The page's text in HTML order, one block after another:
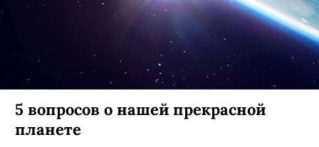
5 вопросов о нашей прекрасной
планете